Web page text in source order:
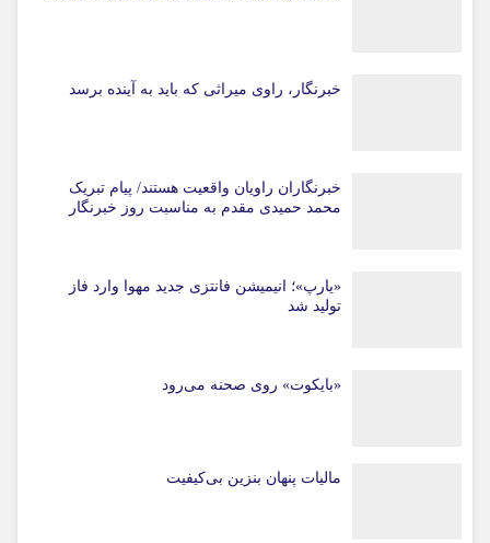
خبرنگار، راوی میراثی که باید به آینده برسد
خبرنگاران راویان واقعیت هستند/ پیام تبریک
محمد حمیدی مقدم به مناسبت روز خبرنگار
«یارپ»؛ انیمیشن فانتزی جدید مهوا وارد فاز
تولید شد
«بایکوت» روی صحنه می‌رود
مالیات پنهان بنزین بی‌کیفیت